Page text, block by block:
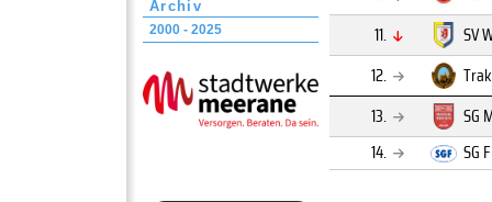
Archiv
2000 - 2025
11.
SV
12.
13.
SG
14.
SG